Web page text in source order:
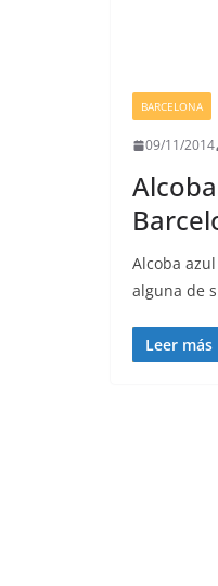
BARCELONA
09/11/2014
Alcoba
alguna de
Leer más